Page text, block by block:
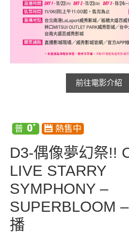
前往電影介紹
D3-偶像夢幻祭!!
LIVE STARRY
SYMPHONY –
SUPERBLOOM
播
商家介紹